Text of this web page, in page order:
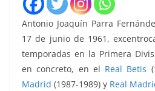
Antonio Joaquín Parra
17 de junio de 1961,
temporadas en la Primera
en concreto, en el Real Betis
Madrid (1987-1989) y Real